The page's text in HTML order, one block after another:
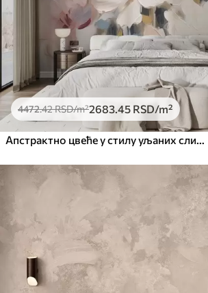
4472.42RSD/m²2683.45 RSD/m²
Апстрактно цвеће у стилу уљаних слика у меким тоновима